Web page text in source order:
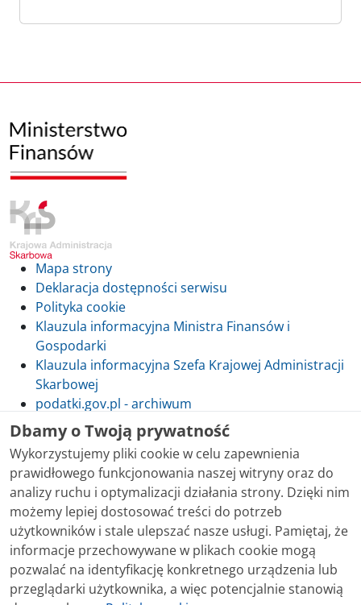
Mapa strony
Deklaracja dostępności serwisu
Polityka cookie
Klauzula informacyjna Ministra Finansów i
Gospodarki
Klauzula informacyjna Szefa Krajowej Administracji
Skarbowej
podatki.gov.pl - archiwum
Skontaktuj się z nami
Treści zamieszczone w serwisie udostępniamy
bezpłatnie. Korzystanie z treści opublikowanych w
serwisie podatki.gov.pl, niezależnie od celu i sposobu
korzystania, nie wymaga zgody Ministerstwa Finansów.
Treści znaczone w serwisie jako treści będące
Dbamy o Twoją prywatność
Wykorzystujemy pliki cookie w celu zapewnienia
prawidłowego funkcjonowania naszej witryny oraz do
analizy ruchu i optymalizacji działania strony. Dzięki nim
możemy lepiej dostosować treści do potrzeb
użytkowników i stale ulepszać nasze usługi. Pamiętaj, że
informacje przechowywane w plikach cookie mogą
pozwalać na identyfikację konkretnego urządzenia lub
przeglądarki użytkownika, a więc potencjalnie stanowią